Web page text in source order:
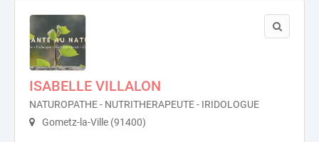
ISABELLE VILLALON
NATUROPATHE - NUTRITHERAPEUTE - IRIDOLOGUE
Gometz-la-Ville (91400)